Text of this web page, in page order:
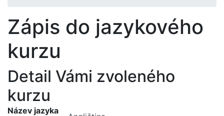
Zápis do jazykového
kurzu
Detail Vámi zvoleného
kurzu
Název jazyka